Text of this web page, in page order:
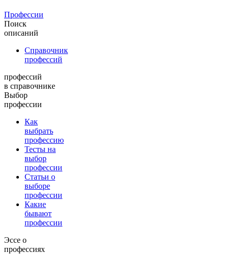
Профессии
Поиск
описаний
Справочник
профессий
профессий
в справочнике
Выбор
профессии
Как
выбрать
профессию
Тесты на
выбор
профессии
Статьи о
выборе
профессии
Какие
бывают
профессии
Эссе о
профессиях